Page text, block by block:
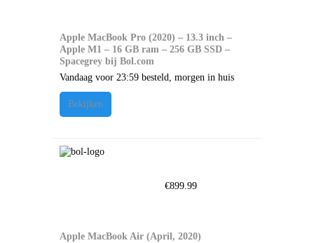
Apple MacBook Pro (2020) – 13.3 inch –
Apple M1 – 16 GB ram – 256 GB SSD –
Spacegrey bij Bol.com
Vandaag voor 23:59 besteld, morgen in huis
Bekijken
€899.99
Apple MacBook Air (April, 2020)